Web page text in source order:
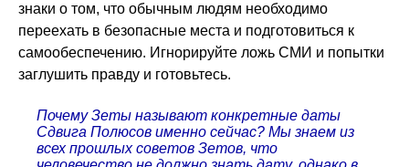
знаки о том, что обычным людям необходимо
переехать в безопасные места и подготовиться к
самообеспечению. Игнорируйте ложь СМИ и попытки
заглушить правду и готовьтесь.
Почему Зеты называют конкретные даты
Сдвига Полюсов именно сейчас? Мы знаем из
всех прошлых советов Зетов, что